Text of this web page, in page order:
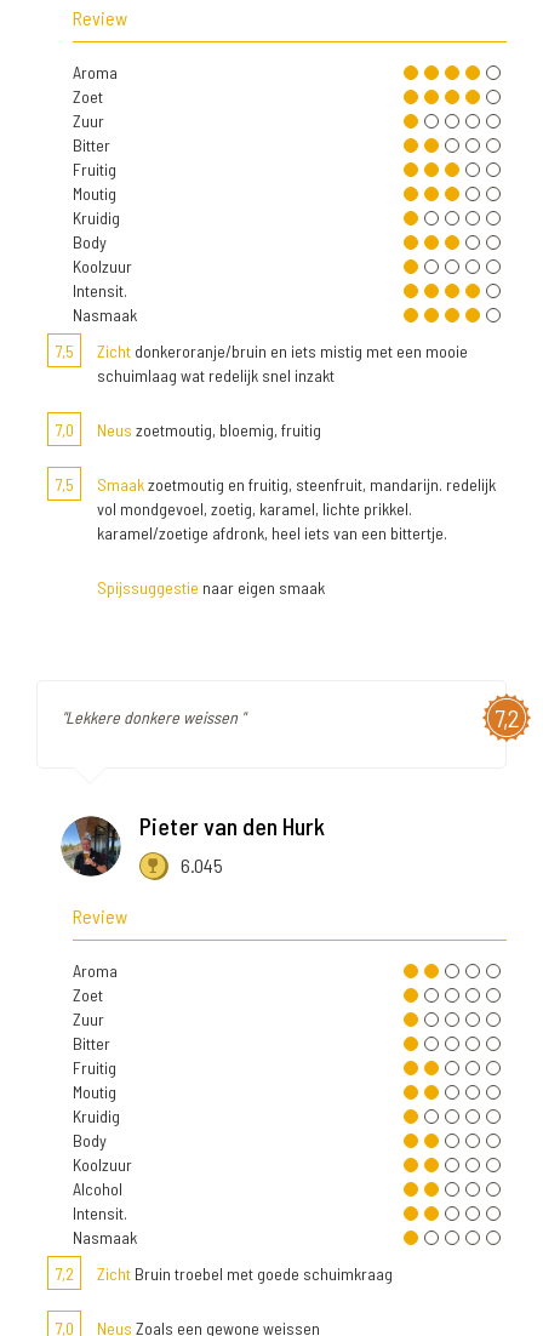
Review
Aroma
Zoet
Zuur
Bitter
Fruitig
Moutig
Kruidig
Body
Koolzuur
Intensit.
Nasmaak
7,5
Zicht donkeroranje/bruin en iets mistig met een mooie
schuimlaag wat redelijk snel inzakt
7,0 Neus zoetmoutig, bloemig, fruitig
7,5 Smaakzoetmoutig en fruitig, steenfruit, mandarijn. redelijk
vol mondgevoel, zoetig, karamel, lichte prikkel.
karamel/zoetige afdronk, heel iets van een bittertje.
Spijssuggestie naar eigen smaak
7,2
"Lekkere donkere weissen "
Pieter van den Hurk
6.045
Review
Aroma
Zoet
Zuur
Bitter
Fruitig
Moutig
Kruidig
Body
Koolzuur
Alcohol
Intensit.
Nasmaak
7,2
Zicht Bruin troebel met goede schuimkraag
7,0 Neus Zoals een gewone weissen